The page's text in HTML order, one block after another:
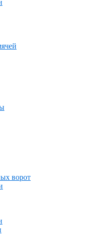
ворот